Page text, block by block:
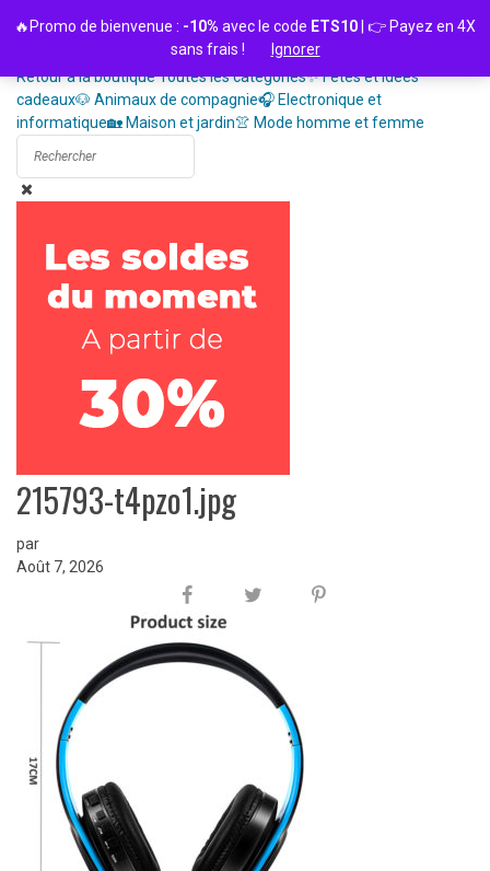
Retour à la boutiqueToutes les catégories✨ Fêtes et idées
cadeaux🐶 Animaux de compagnie🎧 Electronique et
informatique🏡 Maison et jardin👚 Mode homme et femme
215793-t4pzo1.jpg
par
Août 7, 2026
🔥Promo de bienvenue : -10% avec le code ETS10 | 👉 Payez en 4X
sans frais !
Ignorer